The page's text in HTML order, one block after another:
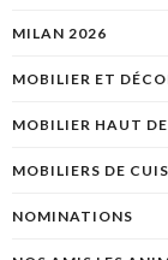
MILAN 2026
MOBILIER ET
MOBILIER HAUT
MOBILIERS DE
NOMINATIONS